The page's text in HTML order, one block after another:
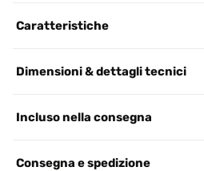
Caratteristiche
Dimensioni & dettagli tecnici
Incluso nella consegna
Consegna e spedizione